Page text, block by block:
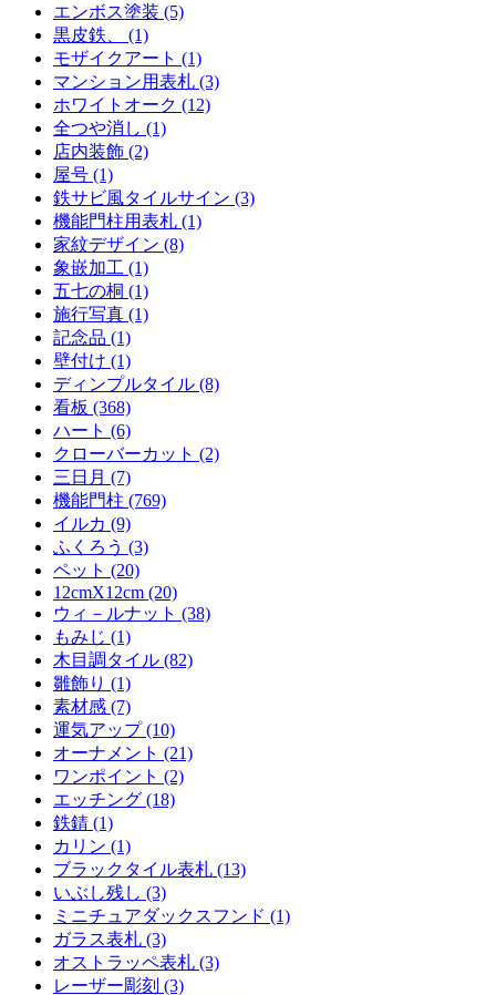
エンボス塗装 (5)
黒皮鉄、 (1)
モザイクアート (1)
マンション用表札 (3)
ホワイトオーク (12)
全つや消し (1)
店内装飾 (2)
屋号 (1)
鉄サビ風タイルサイン (3)
機能門柱用表札 (1)
家紋デザイン (8)
象嵌加工 (1)
五七の桐 (1)
施行写真 (1)
記念品 (1)
壁付け (1)
ディンプルタイル (8)
看板 (368)
ハート (6)
クローバーカット (2)
三日月 (7)
機能門柱 (769)
イルカ (9)
ふくろう (3)
ペット (20)
12cmX12cm (20)
ウィ－ルナット (38)
もみじ (1)
木目調タイル (82)
雛飾り (1)
素材感 (7)
運気アップ (10)
オーナメント (21)
ワンポイント (2)
エッチング (18)
鉄錆 (1)
カリン (1)
ブラックタイル表札 (13)
いぶし残し (3)
ミニチュアダックスフンド (1)
ガラス表札 (3)
オストラッペ表札 (3)
レーザー彫刻 (3)